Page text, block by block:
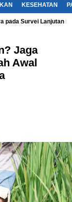
KESEHATAN
pada Survei Lanjutan
Jaga
Awal